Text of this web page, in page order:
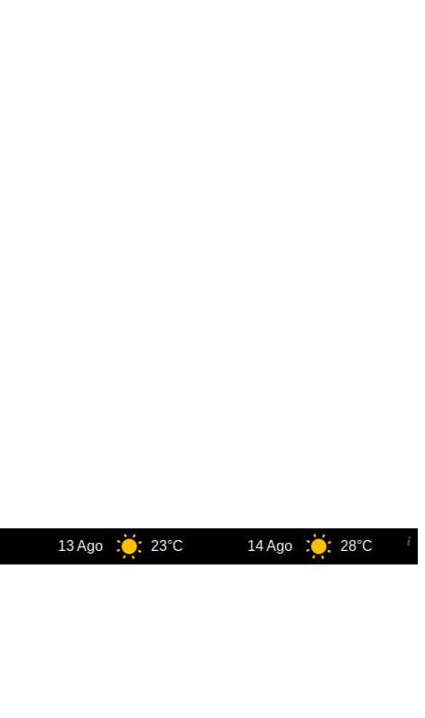
13 Ago 23°C 14 Ago 28°C